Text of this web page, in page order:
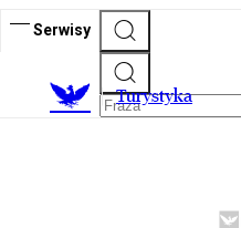
Serwisy
Turystyka